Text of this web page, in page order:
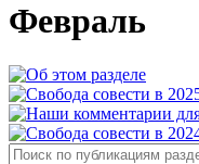
Февраль